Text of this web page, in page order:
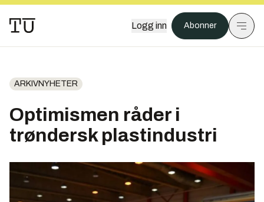
Logg inn Abonner
ARKIVNYHETER
Optimismen råder i
trøndersk plastindustri